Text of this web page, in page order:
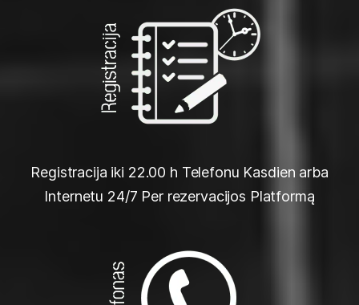
Registracija iki 22.00 h Telefonu Kasdien arba
Internetu 24/7 Per rezervacijos Platformą